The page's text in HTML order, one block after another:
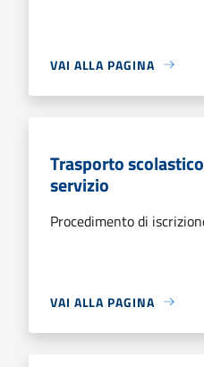
VAI ALLA PAGINA
Trasporto
servizio
Procedimento di
VAI ALLA PAGINA